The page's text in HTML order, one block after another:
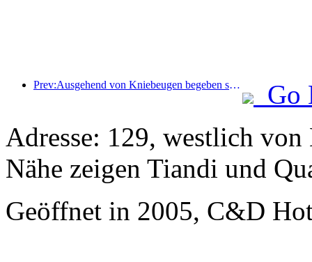
Prev:Ausgehend von Kniebeugen begeben sich kleine und mittelgroße Weinpfeifen auf eine neue Reise der Energiespeicherung
Go
Adresse: 129, westlich
Nähe zeigen Tiandi und
Geöffnet in 2005, C&D